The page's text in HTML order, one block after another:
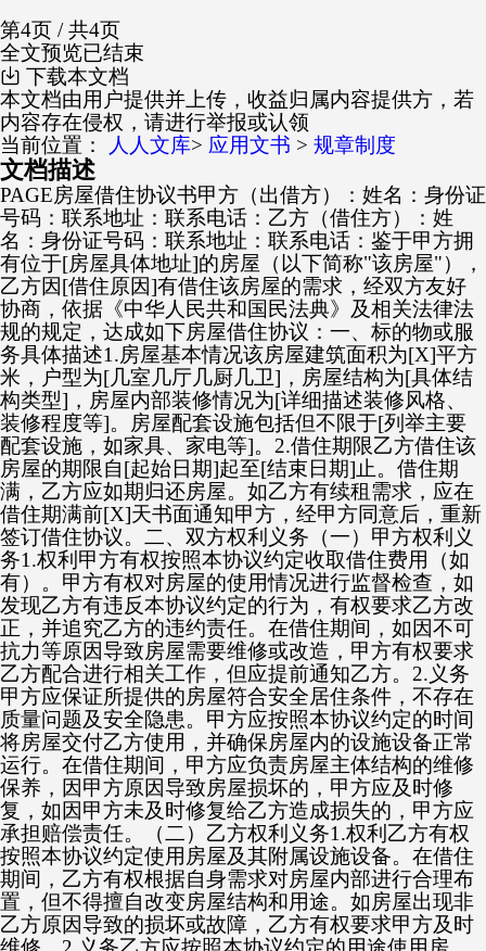
第4页 / 共4页
全文预览已结束
下载本文档
本文档由用户提供并上传，收益归属内容提供方，若
内容存在侵权，请进行举报或认领
当前位置：
人人文库> 应用文书 > 规章制度
文档描述
PAGE房屋借住协议书 甲方（出借方）：姓名：身份证
号码：联系地址：联系电话：乙方（借住方）：姓
名：身份证号码：联系地址：联系电话：鉴于甲方拥
有位于[房屋具体地址]的房屋（以下简称"该房屋"），
乙方因[借住原因]有借住该房屋的需求，经双方友好
协商，依据《中华人民共和国民法典》及相关法律法
规的规定，达成如下房屋借住协议：一、标的物或服
务具体描述1.房屋基本情况该房屋建筑面积为[X]平方
米，户型为[几室几厅几厨几卫]，房屋结构为[具体结
构类型]，房屋内部装修情况为[详细描述装修风格、
装修程度等]。房屋配套设施包括但不限于[列举主要
配套设施，如家具、家电等]。2.借住期限乙方借住该
房屋的期限自[起始日期]起至[结束日期]止。借住期
满，乙方应如期归还房屋。如乙方有续租需求，应在
借住期满前[X]天书面通知甲方，经甲方同意后，重新
签订借住协议。二、双方权利义务（一）甲方权利义
务1.权利甲方有权按照本协议约定收取借住费用（如
有）。甲方有权对房屋的使用情况进行监督检查，如
发现乙方有违反本协议约定的行为，有权要求乙方改
正，并追究乙方的违约责任。在借住期间，如因不可
抗力等原因导致房屋需要维修或改造，甲方有权要求
乙方配合进行相关工作，但应提前通知乙方。2.义务
甲方应保证所提供的房屋符合安全居住条件，不存在
质量问题及安全隐患。甲方应按照本协议约定的时间
将房屋交付乙方使用，并确保房屋内的设施设备正常
运行。在借住期间，甲方应负责房屋主体结构的维修
保养，因甲方原因导致房屋损坏的，甲方应及时修
复，如因甲方未及时修复给乙方造成损失的，甲方应
承担赔偿责任。（二）乙方权利义务1.权利乙方有权
按照本协议约定使用房屋及其附属设施设备。在借住
期间，乙方有权根据自身需求对房屋内部进行合理布
置，但不得擅自改变房屋结构和用途。如房屋出现非
乙方原因导致的损坏或故障，乙方有权要求甲方及时